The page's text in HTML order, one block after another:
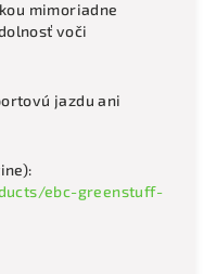
mimoriadne
voči
jazdu ani
ebc-greenstuff-